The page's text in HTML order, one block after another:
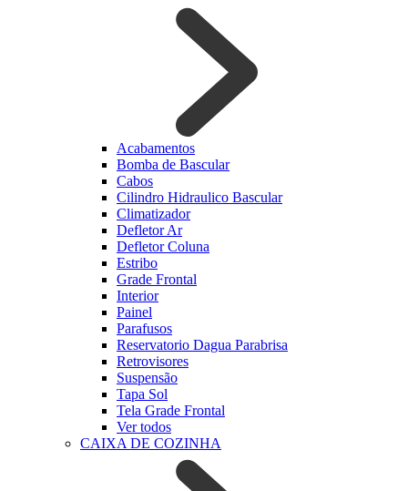
Acabamentos
Bomba de Bascular
Cabos
Cilindro Hidraulico Bascular
Climatizador
Defletor Ar
Defletor Coluna
Estribo
Grade Frontal
Interior
Painel
Parafusos
Reservatorio Dagua Parabrisa
Retrovisores
Suspensão
Tapa Sol
Tela Grade Frontal
Ver todos
CAIXA DE COZINHA